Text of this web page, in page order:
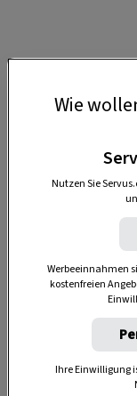
Wichtig ist
Wie
Nutzen Sie
Werbeeinnahmen
kostenfreien
Ihre Einwilligung